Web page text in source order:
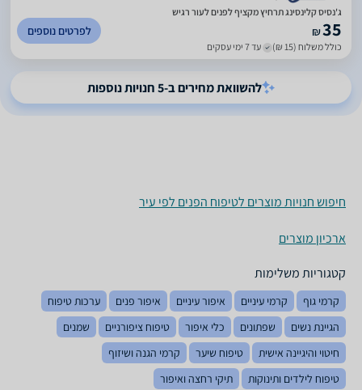
₪35
כולל משלוח (15 ₪) עד 7 ימי עסקים
לפרטים נוספים
להשוואת מחירים ב-5 חנויות נוספות
חיפוש חנויות מוצרים לטיפוח הפנים לפי עיר
ארכיון מוצרים
קטגוריות משלימות
קרמי גוף קרמי עיניים איפור עיניים איפור פנים
ערכות טיפוח
הגיינת נשים
שפתונים כלי איפור טיפוח ציפורניים
שמנים
חיטוי והיגיינה אישית
טיפוח שיער
קרמי הגנה ושיזוף
טיפוח לילדים ותינוקות
תיקי רחצה ואיפור